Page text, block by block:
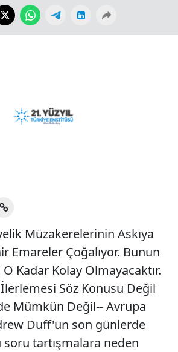
Müzakerelerinin Askıya
Emareler Çoğalıyor. Bunun
Kadar Kolay Olmayacaktır.
Söz Konusu Değil
Mümkün Değil-- Avrupa
Duff'un son günlerde
soru tartışmalara neden